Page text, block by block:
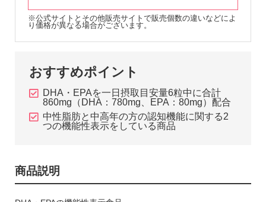
※公式サイトとその他販売サイトで販売個数の違いなどによ
り価格が異なる場合がございます。
おすすめポイント
DHA・EPAを一日摂取目安量6粒中に合計
860mg（DHA：780mg、EPA：80mg）配合
中性脂肪と中高年の方の認知機能に関する2
つの機能性表示をしている商品
商品説明